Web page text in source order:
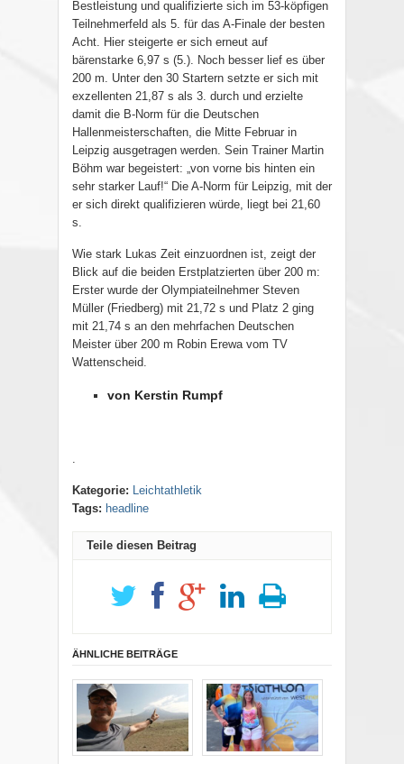
Bestleistung und qualifizierte sich im 53-köpfigen
Teilnehmerfeld als 5. für das A-Finale der besten
Acht. Hier steigerte er sich erneut auf
bärenstarke 6,97 s (5.). Noch besser lief es über
200 m. Unter den 30 Startern setzte er sich mit
exzellenten 21,87 s als 3. durch und erzielte
damit die B-Norm für die Deutschen
Hallenmeisterschaften, die Mitte Februar in
Leipzig ausgetragen werden. Sein Trainer Martin
Böhm war begeistert: „von vorne bis hinten ein
sehr starker Lauf!“ Die A-Norm für Leipzig, mit der
er sich direkt qualifizieren würde, liegt bei 21,60
s.
Wie stark Lukas Zeit einzuordnen ist, zeigt der
Blick auf die beiden Erstplatzierten über 200 m:
Erster wurde der Olympiateilnehmer Steven
Müller (Friedberg) mit 21,72 s und Platz 2 ging
mit 21,74 s an den mehrfachen Deutschen
Meister über 200 m Robin Erewa vom TV
Wattenscheid.
von Kerstin Rumpf
.
Kategorie: Leichtathletik
Tags: headline
Teile diesen Beitrag
ÄHNLICHE BEITRÄGE